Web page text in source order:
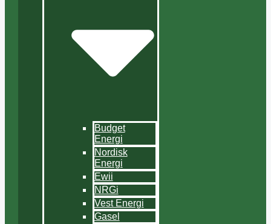
Budget
Energi
Nordisk
Energi
Ewii
NRGi
Vest Energi
Gasel